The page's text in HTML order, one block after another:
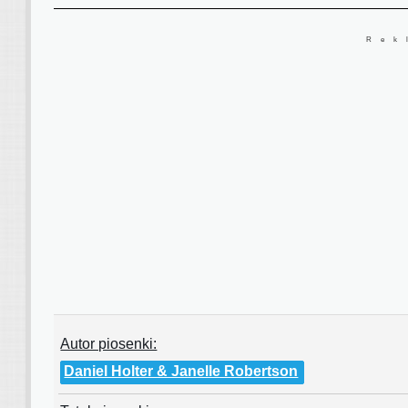
Autor piosenki:
Daniel Holter & Janelle Robertson